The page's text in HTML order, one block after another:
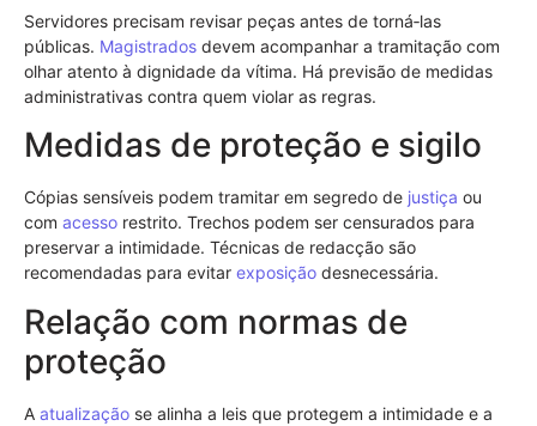
Servidores precisam revisar peças antes de torná‑las
públicas. Magistrados devem acompanhar a tramitação com
olhar atento à dignidade da vítima. Há previsão de medidas
administrativas contra quem violar as regras.
Medidas de proteção e sigilo
Cópias sensíveis podem tramitar em segredo de justiça ou
com acesso restrito. Trechos podem ser censurados para
preservar a intimidade. Técnicas de redacção são
recomendadas para evitar exposição desnecessária.
Relação com normas de
proteção
A atualização se alinha a leis que protegem a intimidade e a